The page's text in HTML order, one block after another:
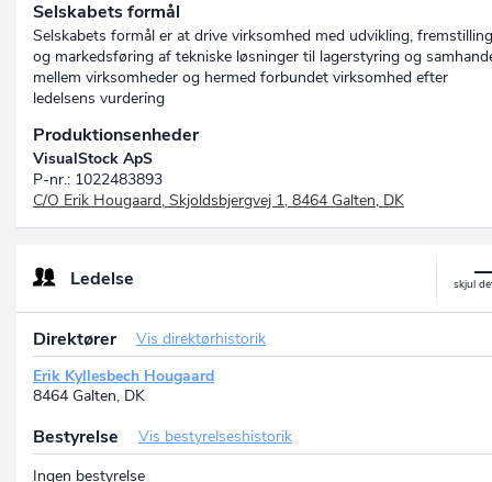
Selskabets formål
Selskabets formål er at drive virksomhed med udvikling, fremstilling
og markedsføring af tekniske løsninger til lagerstyring og
mellem virksomheder og hermed forbundet virksomhed efter
ledelsens vurdering
Produktionsenheder
VisualStock ApS
P-nr.: 1022483893
C/O Erik Hougaard, Skjoldsbjergvej 1, 8464 Galten, DK
Ledelse
Direktører
Vis direktørhistorik
Erik Kyllesbech Hougaard
8464 Galten, DK
Bestyrelse
Vis bestyrelseshistorik
Ingen bestyrelse